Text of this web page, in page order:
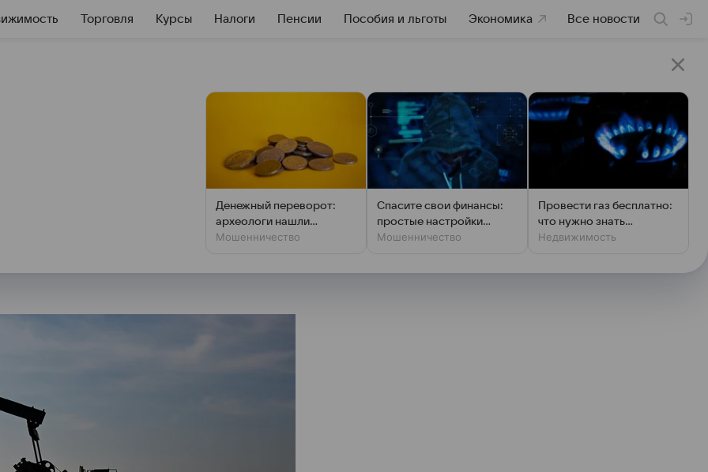
Торговля Курсы Налоги Пенсии Пособия и льготы Экономика Все новости
будет покупать
покупать нефть там, где
о пошлинах является
этом заявил в интервью ТАСС
Денежный переворот:
археологи нашли
фальшивки XIV века
Мошенничество
Спасите свои финансы:
простые настройки
против мошенников
Мошенничество
Провести газ бесплатно:
что нужно знать
владельцам дач
Недвижимость